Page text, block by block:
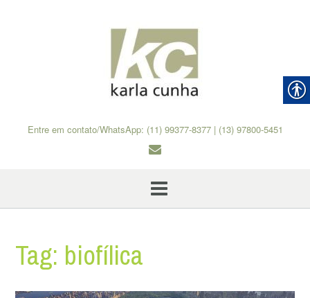
Entre em contato/WhatsApp: (11) 99377-8377 | (13) 97800-5451
Tag: biofílica